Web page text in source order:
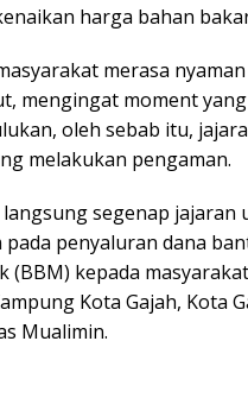
harga bahan
merasa
mengingat moment
oleh sebab itu,
melakukan pengaman.
langsung segenap
pada penyaluran dana
(BBM) kepada
Kota Gajah, Kota
Mualimin.